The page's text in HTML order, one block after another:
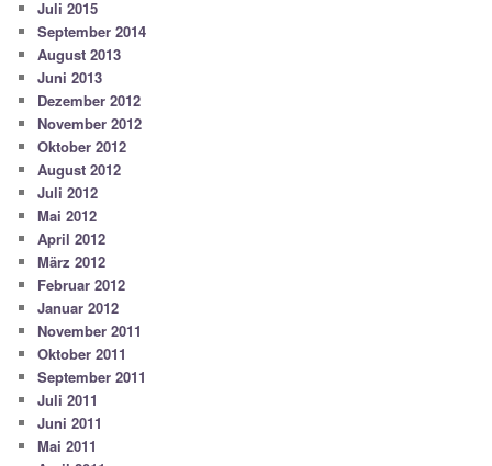
Juli 2015
September 2014
August 2013
Juni 2013
Dezember 2012
November 2012
Oktober 2012
August 2012
Juli 2012
Mai 2012
April 2012
März 2012
Februar 2012
Januar 2012
November 2011
Oktober 2011
September 2011
Juli 2011
Juni 2011
Mai 2011